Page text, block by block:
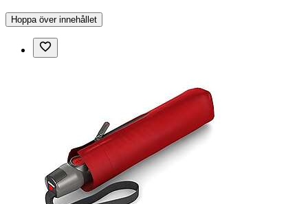
Hoppa över innehållet